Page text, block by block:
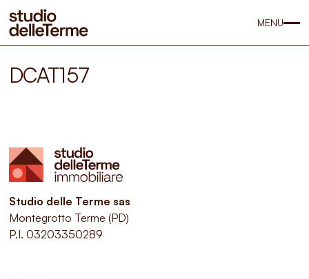
MENU
DCAT157
Studio delle Terme sas
Montegrotto Terme (PD)
P.I. 03203350289